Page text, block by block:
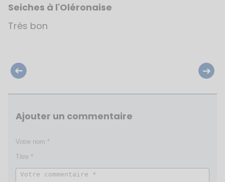
Seiches à l'Oléronaise
Très bon
Ajouter un commentaire